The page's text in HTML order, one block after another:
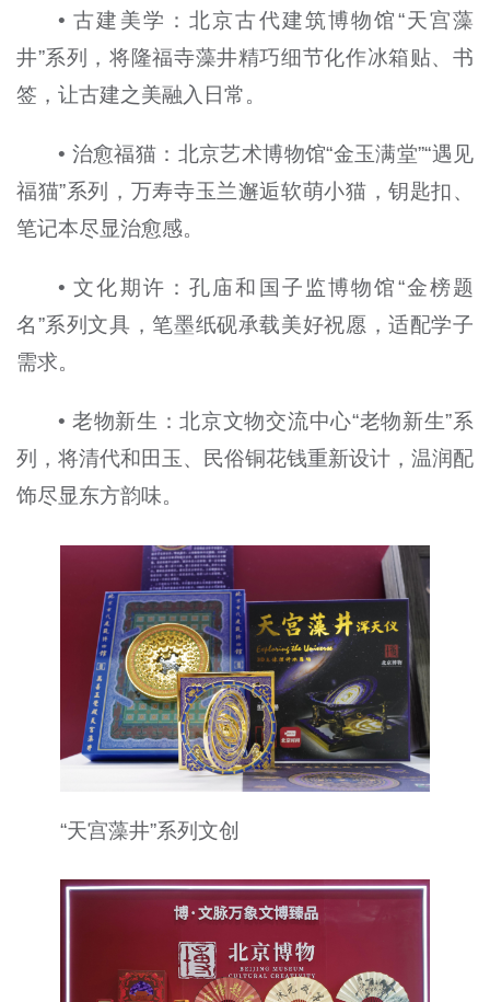
• 古建美学：北京古代建筑博物馆“天宫藻
井”系列，将隆福寺藻井精巧细节化作冰箱贴、书
签，让古建之美融入日常。
• 治愈福猫：北京艺术博物馆“金玉满堂”“遇见
福猫”系列，万寿寺玉兰邂逅软萌小猫，钥匙扣、
笔记本尽显治愈感。
• 文化期许：孔庙和国子监博物馆“金榜题
名”系列文具，笔墨纸砚承载美好祝愿，适配学子
需求。
• 老物新生：北京文物交流中心“老物新生”系
列，将清代和田玉、民俗铜花钱重新设计，温润配
饰尽显东方韵味。
“天宫藻井”系列文创